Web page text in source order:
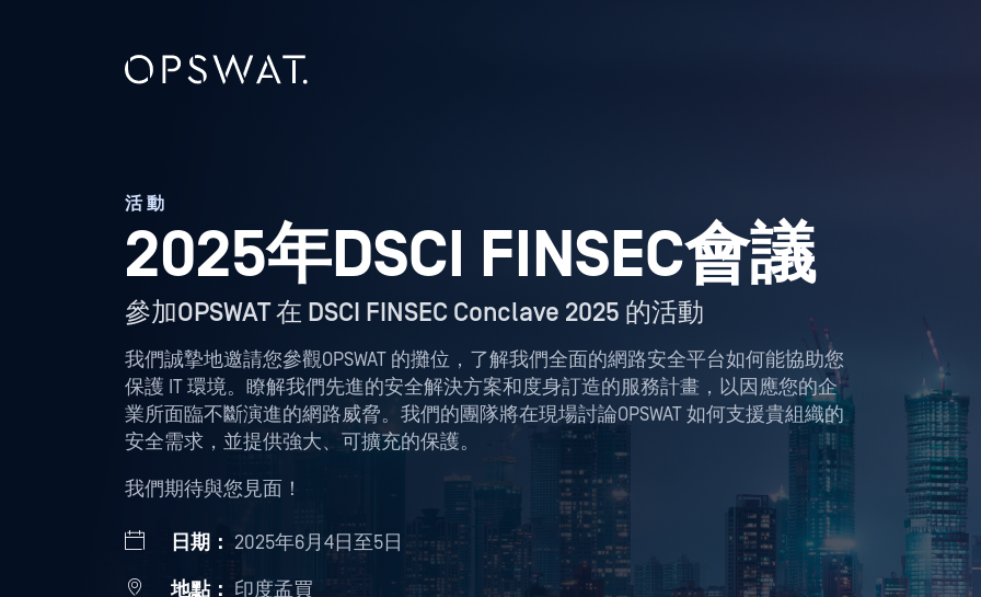
活動
2025年DSCI FINSEC會議
參加OPSWAT 在 DSCI FINSEC Conclave 2025 的活動
我們誠摯地邀請您參觀OPSWAT 的攤位，了解我們全面的網路安全平台如何能協助您
保護 IT 環境。瞭解我們先進的安全解決方案和度身訂造的服務計畫，以因應您的企
業所面臨不斷演進的網路威脅。我們的團隊將在現場討論OPSWAT 如何支援貴組織的
安全需求，並提供強大、可擴充的保護。
我們期待與您見面！
日期： 2025年6月4日至5日
地點： 印度孟買